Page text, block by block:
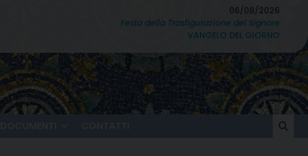
06/08/2026
Festa della Trasfigurazione del Signore
VANGELO DEL GIORNO